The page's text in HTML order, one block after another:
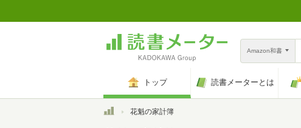
Amazon和書
トップ 読書メーターとは
トップ花魁の家計簿